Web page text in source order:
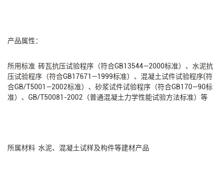
产品属性：
所用标准 砖瓦抗压试验程序（符合GB13544—2000标准）、水泥抗
压试验程序（符合GB17671—1999标准）、混凝土试件试验程序(符
合GB/T5001—2002标准）、砂浆试件试验程序（符合GB170—90标
准）、GB/T50081-2002（普通混凝土力学性能试验方法标准）等
所属材料 水泥、混凝土试样及构件等建材产品